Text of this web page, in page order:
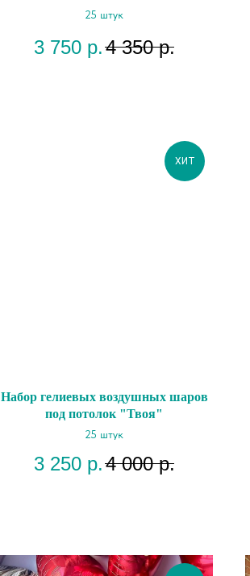
25 штук
3 750 р.4 350 р.
ХИТ
Набор гелиевых воздушных шаров
под потолок "Твоя"
25 штук
3 250 р.4 000 р.